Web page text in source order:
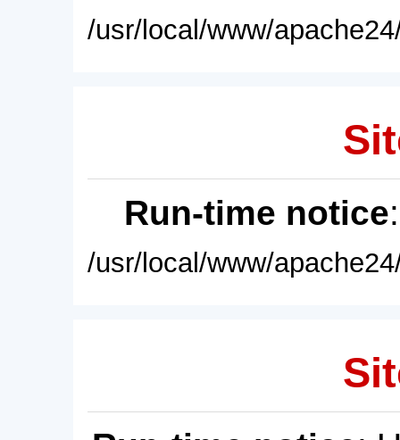
/usr/local/www/
Run-time notice
/usr/local/www/